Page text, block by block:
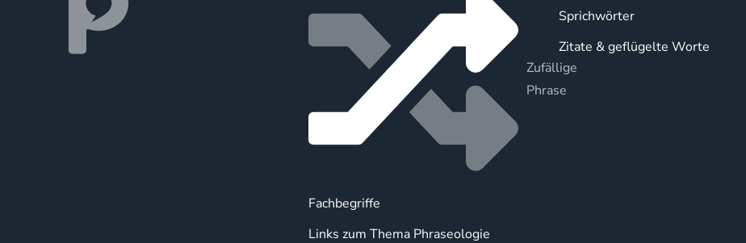
Zufällige
Phrase
Fachbegriffe
Links zum Thema Phraseologie
Sprichwörter
Zitate & geflügelte Worte